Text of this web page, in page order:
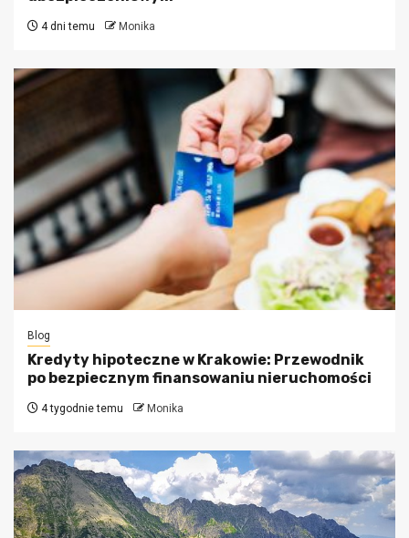
4 dni temu Monika
Blog
Kredyty hipoteczne w Krakowie: Przewodnik
po bezpiecznym finansowaniu nieruchomości
4 tygodnie temu Monika